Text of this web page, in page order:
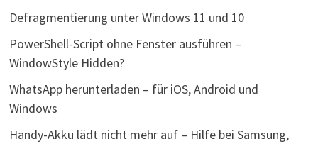
Defragmentierung unter Windows 11 und 10
PowerShell-Script ohne Fenster ausführen –
WindowStyle Hidden?
WhatsApp herunterladen – für iOS, Android und
Windows
Handy-Akku lädt nicht mehr auf – Hilfe bei Samsung,